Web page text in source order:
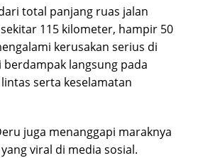
total panjang ruas jalan
115 kilometer, hampir 50
kerusakan serius di
langsung pada
serta keselamatan
juga menanggapi maraknya
viral di media sosial.